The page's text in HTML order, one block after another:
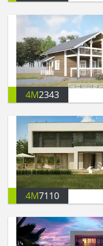
4M2343
4M7110